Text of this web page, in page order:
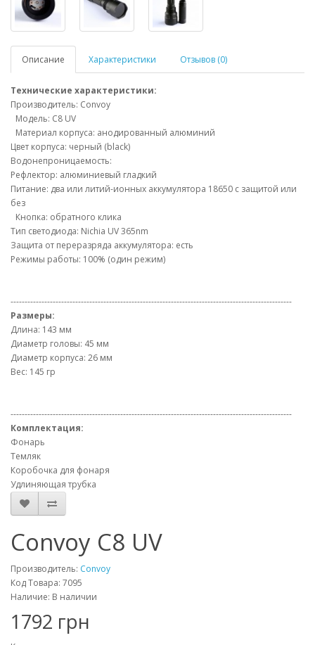
Описание Характеристики Отзывов (0)
Технические характеристики:
Производитель: Convoy
Модель: C8 UV
Материал корпуса: анодированный алюминий
Цвет корпуса: черный (black)
Водонепроницаемость:
Рефлектор: алюминиевый гладкий
Питание: два или литий-ионных аккумулятора 18650 с защитой или
без
Кнопка: обратного клика
Тип светодиода: Nichia UV 365nm
Защита от переразряда аккумулятора: есть
Режимы работы: 100% (один режим)
----------------------------------------------------------------------------------------------------
Размеры:
Длина: 143 мм
Диаметр головы: 45 мм
Диаметр корпуса: 26 мм
Вес: 145 гр
----------------------------------------------------------------------------------------------------
Комплектация:
Фонарь
Темляк
Коробочка для фонаря
Удлиняющая трубка
Convoy C8 UV
Производитель: Convoy
Код Товара: 7095
Наличие: В наличии
1792 грн